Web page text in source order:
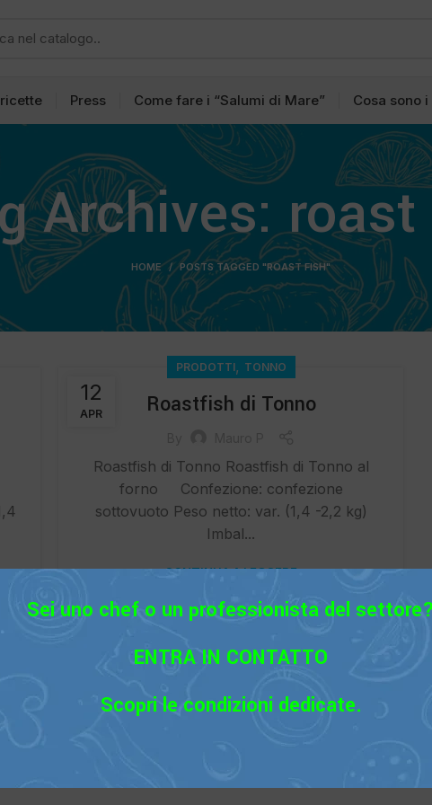
Sei uno chef o un professionista del
ENTRA IN CONTATTO
Scopri le condizioni dedicate.
Press Come fare i “Salumi di Mare” Cosa sono
Archives:
HOME POSTS TAGGED "ROAST FISH"
12
APR
PRODOTTI, TONNO
Roastfish di Tonno
Roastfish di Tonno Roastfish di Tonno al
forno Confezione: confezione
sottovuoto Peso netto: var. (1,4 -2,2 kg)
Imbal...
CONTINUA A LEGGERE